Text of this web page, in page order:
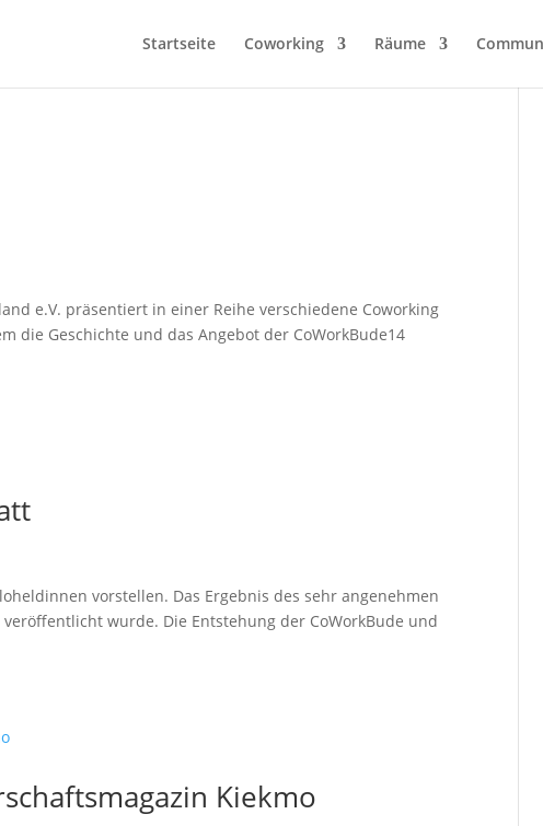
Startseite Coworking Räume
e.V. präsentiert in einer Reihe verschiedene Coworking
die Geschichte und das Angebot der CoWorkBude14
vorstellen. Das Ergebnis des sehr angenehmen
wurde. Die Entstehung der CoWorkBude und
Kiekmo